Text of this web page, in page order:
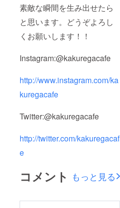
素敵な瞬間を生み出せたら
と思います。どうぞよろし
くお願いします！！
Instagram:@kakuregacafe
http://www.instagram.com/ka
kuregacafe
Twitter:@kakuregacafe
http://twitter.com/kakuregacaf
e
コメント もっと見る